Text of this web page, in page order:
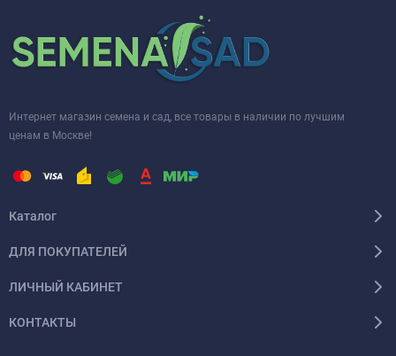
Интернет магазин семена и сад, все товары в наличии по лучшим
ценам в Москве!
Каталог
ДЛЯ ПОКУПАТЕЛЕЙ
ЛИЧНЫЙ КАБИНЕТ
КОНТАКТЫ